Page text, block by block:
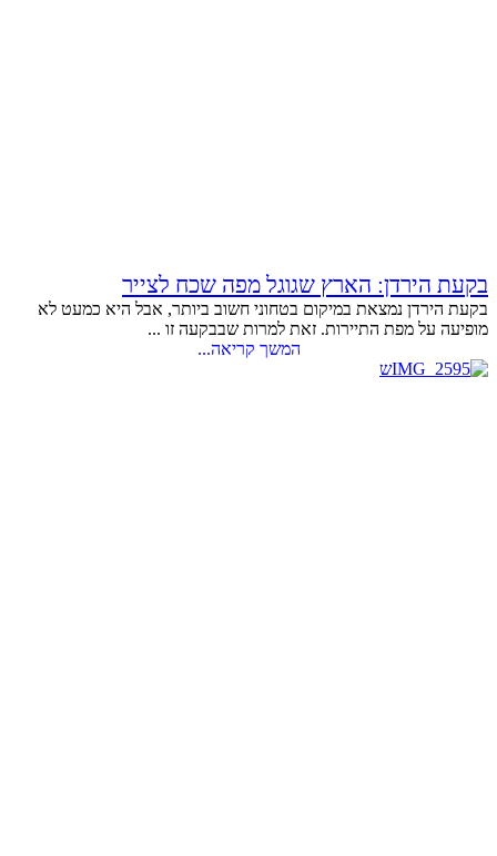
בקעת הירדן: הארץ שגוגל מפה שכח לצייר
בקעת הירדן נמצאת במיקום בטחוני חשוב ביותר, אבל היא כמעט לא
מופיעה על מפת התיירות. זאת למרות שבבקעה זו ...
המשך קריאה...